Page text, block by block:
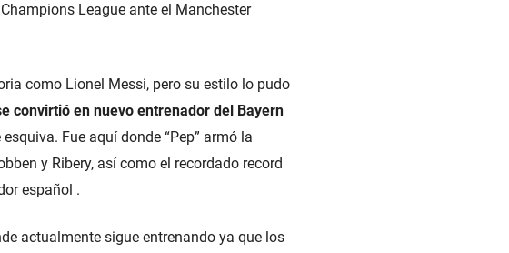
League ante el Manchester
como Lionel Messi, pero su estilo lo pudo
convirtió en nuevo entrenador del Bayern
Fue aquí donde “Pep” armó la
y Ribery, así como el recordado record
español .
actualmente sigue entrenando ya que los